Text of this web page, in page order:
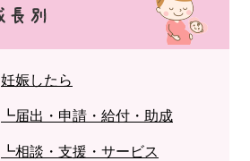
妊娠したら
┗届出・申請・給付・助成
┗相談・支援・サービス